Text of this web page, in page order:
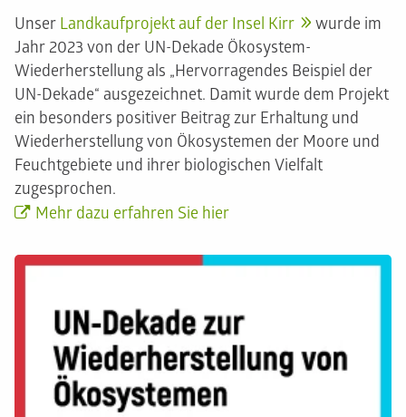
Unser Landkaufprojekt auf der Insel Kirr
wurde im
Jahr 2023 von der UN-Dekade Ökosystem-
Wiederherstellung als „Hervorragendes Beispiel der
UN-Dekade“ ausgezeichnet. Damit wurde dem Projekt
ein besonders positiver Beitrag zur Erhaltung und
Wiederherstellung von Ökosystemen der Moore und
Feuchtgebiete und ihrer biologischen Vielfalt
zugesprochen.
Mehr dazu erfahren Sie hier